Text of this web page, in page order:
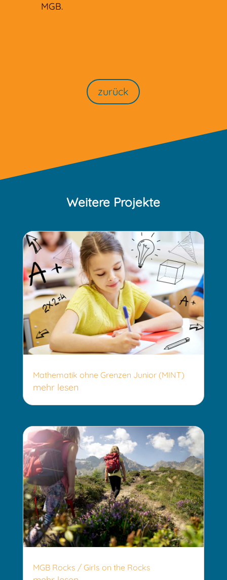
MGB.
zurück
Weitere Projekte
Mathematik ohne Grenzen Junior (MINT)
mehr lesen
MGB Rocks / Girls on the Rocks